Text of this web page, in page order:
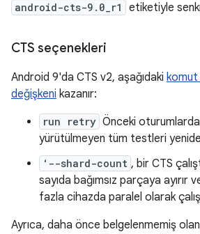
android-cts-9.0_r1 etiketiyle
CTS seçenekleri
Android 9'da CTS v2, aşağıdaki komut
değişkeni kazanır:
run retry Önceki oturumlarda
yürütülmeyen tüm testleri
‘--shard-count , bir CTS
sayıda bağımsız parçaya ayırır
fazla cihazda paralel olarak
Ayrıca, daha önce belgelenmemiş olan